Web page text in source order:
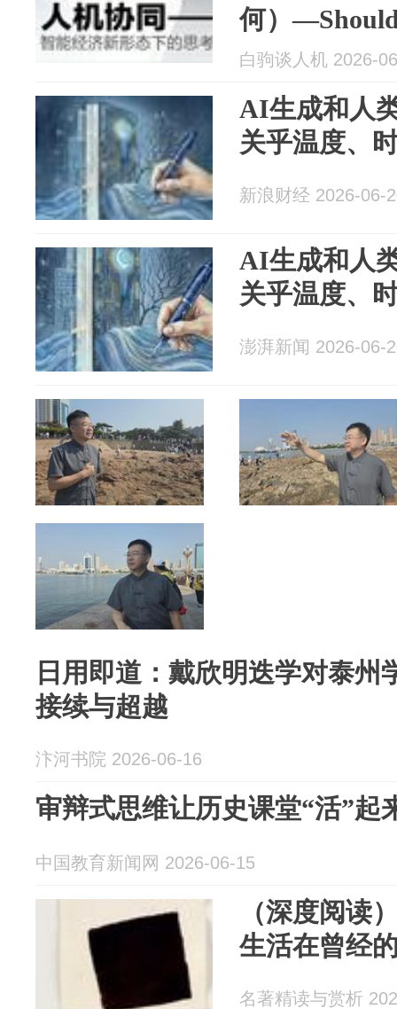
何）
白驹谈人机 2026-
AI生成和人
关乎温度、
新浪财经 2026-06-
AI生成和人
关乎温度、
澎湃新闻 2026-06-
日用即道：戴欣明迭学对泰州
接续与超越
汴河书院 2026-06-16
审辩式思维让历史课堂“活”起
中国教育新闻网 2026-06-15
（深度阅读
生活在曾经
名著精读与赏析